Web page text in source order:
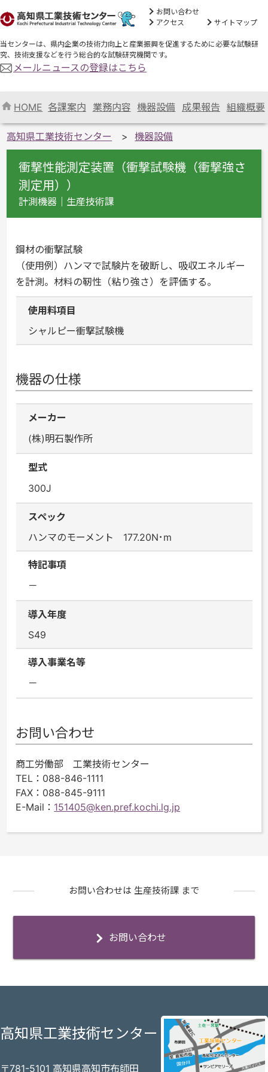
お問い合わせ
アクセス
サイトマップ
当センターは、県内企業の技術力向上と産業振興を促進するために必要な試験研
究、技術支援などを行う総合的な試験研究機関です。
メールニュースの登録はこちら
HOME 各課案内 業務内容 機器設備 成果報告 組織概要
高知県工業技術センター 機器設備
衝撃性能測定装置（衝撃試験機（衝撃強さ
測定用））
計測機器｜生産技術課
鋼材の衝撃試験
（使用例）ハンマで試験片を破断し、吸収エネルギー
を計測。材料の靭性（粘り強さ）を評価する。
使用料項目
シャルピー衝撃試験機
機器の仕様
メーカー
(株)明石製作所
型式
300J
スペック
ハンマのモーメント 177.20N･m
特記事項
－
導入年度
S49
導入事業名等
－
お問い合わせ
商工労働部 工業技術センター
TEL ：088-846-1111
FAX ：088-845-9111
E-Mail ： 151405@ken.pref.kochi.lg.jp
お問い合わせは 生産技術課 まで
お問い合わせ
高知県工業技術センター
〒781-5101 高知県高知市布師田